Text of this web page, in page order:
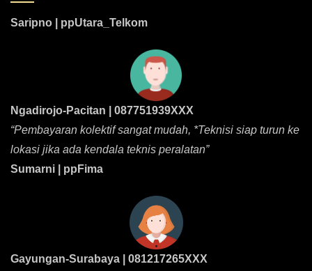
Saripno | ppUtara_Telkom
Ngadirojo-Pacitan | 087751939XXX
“Pembayaran kolektif sangat mudah, *Teknisi siap turun ke
lokasi jika ada kendala teknis peralatan”
Sumarni | ppFima
Gayungan-Surabaya | 081217265XXX